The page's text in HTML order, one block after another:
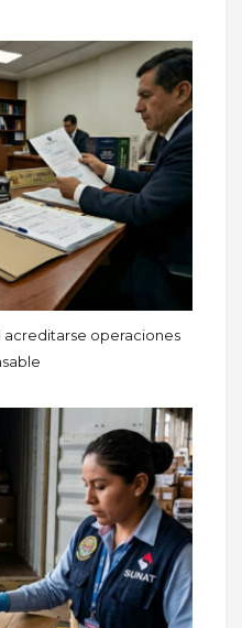
acreditarse operaciones